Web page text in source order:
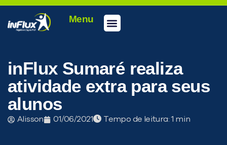
Menu
inFlux Sumaré realiza
atividade extra para seus
alunos
Alisson 01/06/2021 Tempo de leitura: